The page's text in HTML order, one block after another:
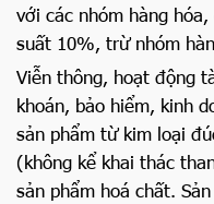
với các nhóm hàng
suất 10%, trừ nhóm
Viễn thông, hoạt động
khoán, bảo hiểm, kinh
sản phẩm từ kim loại
(không kể khai thác
sản phẩm hoá chất.